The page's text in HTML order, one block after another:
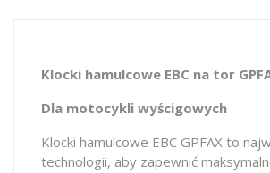
Klocki hamulcowe EBC na tor
Dla motocykli wyścigowych
Klocki hamulcowe EBC GPFAX to
technologii, aby zapewnić